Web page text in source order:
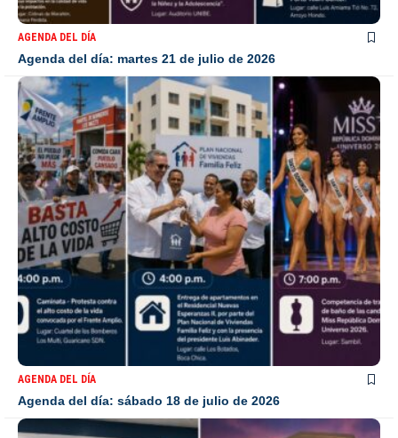
AGENDA DEL DÍA
Agenda del día: martes 21 de julio de 2026
AGENDA DEL DÍA
Agenda del día: sábado 18 de julio de 2026